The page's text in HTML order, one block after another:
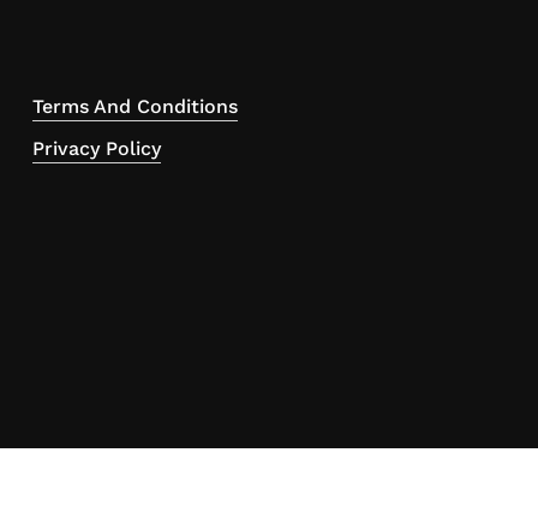
Terms And Conditions
Privacy Policy